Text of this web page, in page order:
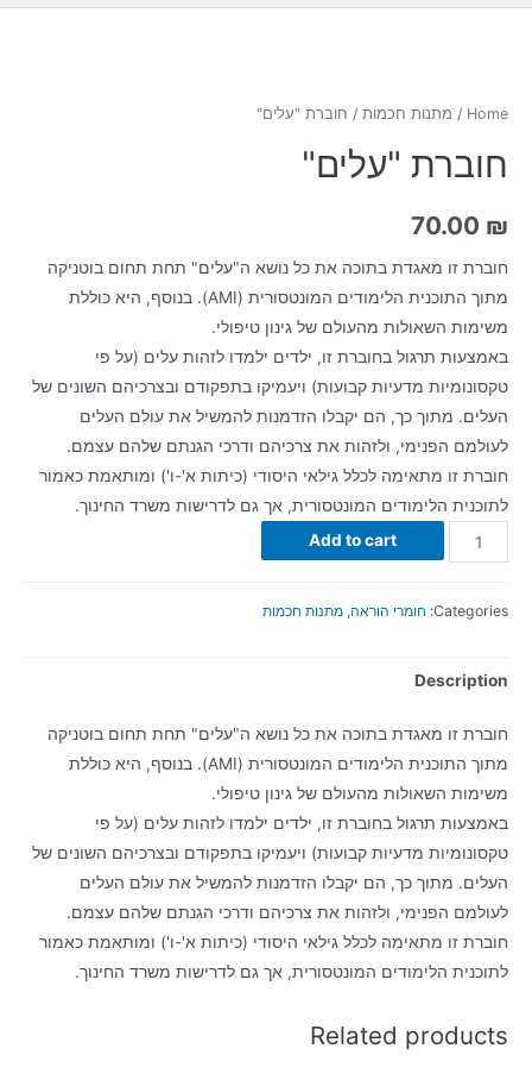
Home
/ מתנות חכמות / חוברת "עלים"
חוברת "עלים"
70.00 ₪
חוברת זו מאגדת בתוכה את כל נושא ה"עלים" תחת תחום בוטניקה
מתוך התוכנית הלימודים המונטסורית (AMI). בנוסף, היא כוללת
משימות השאולות מהעולם של גינון טיפולי.
באמצעות תרגול בחוברת זו, ילדים ילמדו לזהות עלים (על פי
טקסונומיות מדעיות קבועות) ויעמיקו בתפקודם ובצרכיהם השונים של
העלים. מתוך כך, הם יקבלו הזדמנות להמשיל את עולם העלים
לעולמם הפנימי, ולזהות את צרכיהם ודרכי הגנתם שלהם עצמם.
חוברת זו מתאימה לכלל גילאי היסודי (כיתות א'-ו') ומותאמת כאמור
לתוכנית הלימודים המונטסורית, אך גם לדרישות משרד החינוך.
Add to cart
Categories: חומרי הוראה, מתנות חכמות
Description
חוברת זו מאגדת בתוכה את כל נושא ה"עלים" תחת תחום בוטניקה
מתוך התוכנית הלימודים המונטסורית (AMI). בנוסף, היא כוללת
משימות השאולות מהעולם של גינון טיפולי.
באמצעות תרגול בחוברת זו, ילדים ילמדו לזהות עלים (על פי
טקסונומיות מדעיות קבועות) ויעמיקו בתפקודם ובצרכיהם השונים של
העלים. מתוך כך, הם יקבלו הזדמנות להמשיל את עולם העלים
לעולמם הפנימי, ולזהות את צרכיהם ודרכי הגנתם שלהם עצמם.
חוברת זו מתאימה לכלל גילאי היסודי (כיתות א'-ו') ומותאמת כאמור
לתוכנית הלימודים המונטסורית, אך גם לדרישות משרד החינוך.
Related products